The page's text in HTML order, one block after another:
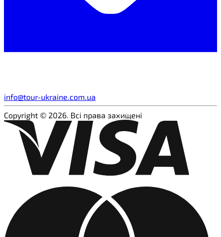
info@tour-ukraine.com.ua
Copyright © 2026. Всі права захищені